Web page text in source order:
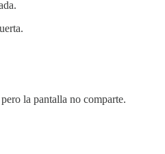
la pantalla no comparte.